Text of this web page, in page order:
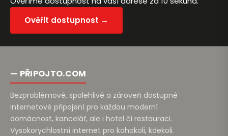
Ověřit dostupnost →
— PŘIPOJTO.COM
Bezproblémové, spolehlivé a zároveň dostupné
internetové připojení pro každou moderní
domácnost, kancelář, ale i hotel či restauraci.
Vysokorychlostní internet pro kohokoli, kdekoli.